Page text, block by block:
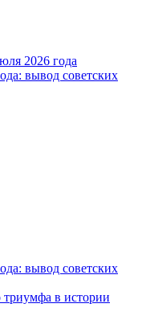
2026 года
вывод советских
вывод советских
триумфа в истории